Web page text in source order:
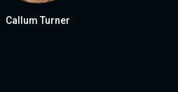
Callum Turner